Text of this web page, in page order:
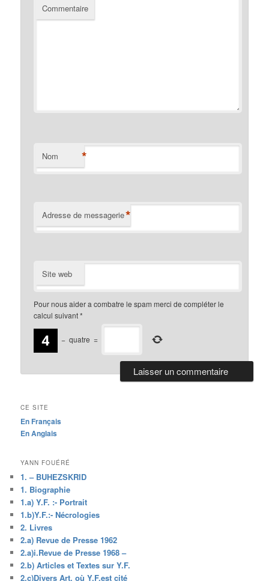
Commentaire
Nom *
Adresse de messagerie*
Site web
Pour nous aider a combatre le spam merci de compléter le
calcul suivant*
− quatre =
CE SITE
En Français
En Anglais
YANN FOUÉRÉ
1. – BUHEZSKRID
1. Biographie
1.a) Y.F. :- Portrait
1.b)Y.F.:- Nécrologies
2. Livres
2.a) Revue de Presse 1962
2.a)i.Revue de Presse 1968 –
2.b) Articles et Textes sur Y.F.
2.c)Divers Art. où Y.F.est cité